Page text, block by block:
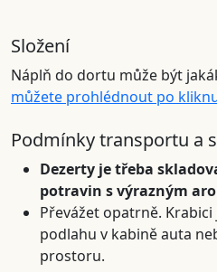
Složení
Náplň do dortu může být
můžete prohlédnout po
Podmínky transportu a
Dezerty je třeba
potravin s výrazným
Převážet opatrně.
podlahu v kabině auta
prostoru.